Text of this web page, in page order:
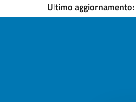
Ultimo aggiornamento: